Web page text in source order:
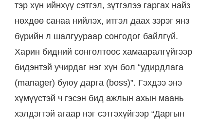
тэр хүн ийнхүү сэтгэл, зүтгэлээ гаргах найз
нөхдөө санаа нийлэх, итгэл даах зэрэг янз
бүрийн л шалгуураар сонгодог байлгүй.
Харин бидний сонголтоос хамааралгүйгээр
бидэнтэй учирдаг нэг хүн бол “удирдлага
(manager) буюу дарга (boss)”. Гэхдээ энэ
хүмүүстэй ч гэсэн бид ажлын ахын маань
хэлдэгтэй агаар нэг сэтгэхүйгээр “Даргын